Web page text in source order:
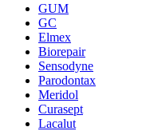
GUM
GC
Elmex
Biorepair
Sensodyne
Parodontax
Meridol
Curasept
Lacalut